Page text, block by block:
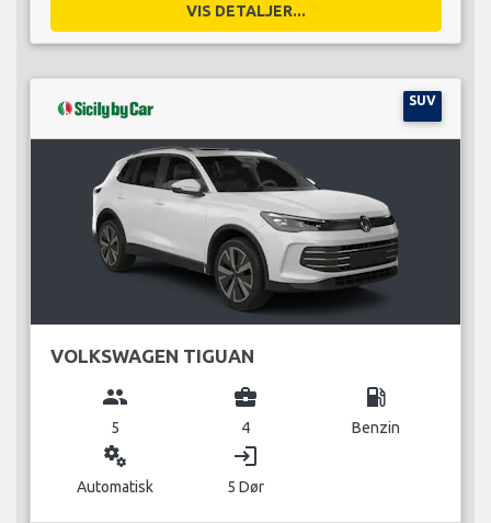
VIS DETALJER...
SUV
VOLKSWAGEN TIGUAN
group
5
business_center
4
local_gas_station
Benzin
miscellaneous_services
Automatisk
login
5 Dør